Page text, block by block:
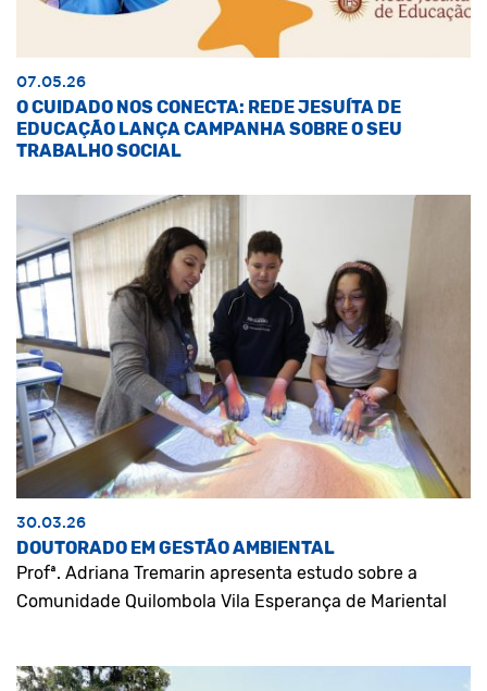
07.05.26
O CUIDADO NOS CONECTA: REDE JESUÍTA DE
EDUCAÇÃO LANÇA CAMPANHA SOBRE O SEU
TRABALHO SOCIAL
30.03.26
DOUTORADO EM GESTÃO AMBIENTAL
Profª. Adriana Tremarin apresenta estudo sobre a
Comunidade Quilombola Vila Esperança de Mariental